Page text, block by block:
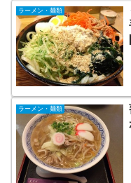
ラーメン・麺類
ラーメン・麺類